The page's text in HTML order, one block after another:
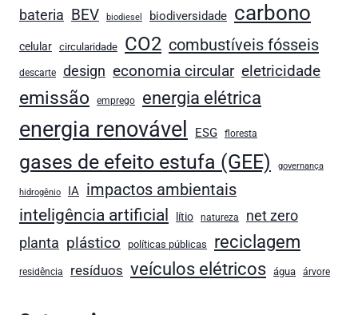
bateria BEV biodiesel biodiversidade carbono
celular circularidade CO2 combustíveis fósseis
descarte design economia circular eletricidade
emissão emprego energia elétrica
energia renovável ESG floresta
gases de efeito estufa (GEE) governança
hidrogênio IA impactos ambientais
inteligência artificial lítio natureza
net zero
planta plástico políticas públicas reciclagem
residência resíduos veículos elétricos água árvore